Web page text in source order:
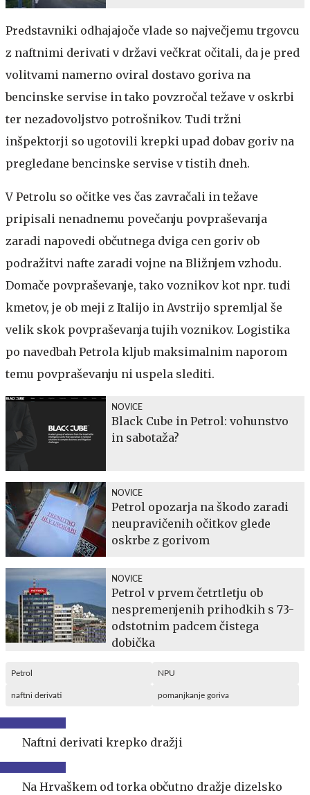
Predstavniki odhajajoče vlade so največjemu trgovcu
z naftnimi derivati v državi večkrat očitali, da je pred
volitvami namerno oviral dostavo goriva na
bencinske servise in tako povzročal težave v oskrbi
ter nezadovoljstvo potrošnikov. Tudi tržni
inšpektorji so ugotovili krepki upad dobav goriv na
pregledane bencinske servise v tistih dneh.
V Petrolu so očitke ves čas zavračali in težave
pripisali nenadnemu povečanju povpraševanja
zaradi napovedi občutnega dviga cen goriv ob
podražitvi nafte zaradi vojne na Bližnjem vzhodu.
Domače povpraševanje, tako voznikov kot npr. tudi
kmetov, je ob meji z Italijo in Avstrijo spremljal še
velik skok povpraševanja tujih voznikov. Logistika
po navedbah Petrola kljub maksimalnim naporom
temu povpraševanju ni uspela slediti.
NOVICE
Black Cube in Petrol: vohunstvo
in sabotaža?
NOVICE
Petrol opozarja na škodo zaradi
neupravičenih očitkov glede
oskrbe z gorivom
NOVICE
Petrol v prvem četrtletju ob
nespremenjenih prihodkih s 73-
odstotnim padcem čistega
dobička
Petrol NPU
naftni derivati pomanjkanje goriva
Naftni derivati krepko dražji
Na Hrvaškem od torka občutno dražje dizelsko